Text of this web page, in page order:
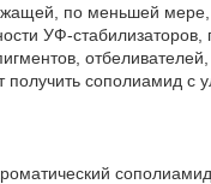
по меньшей
УФ-
сополиамид с